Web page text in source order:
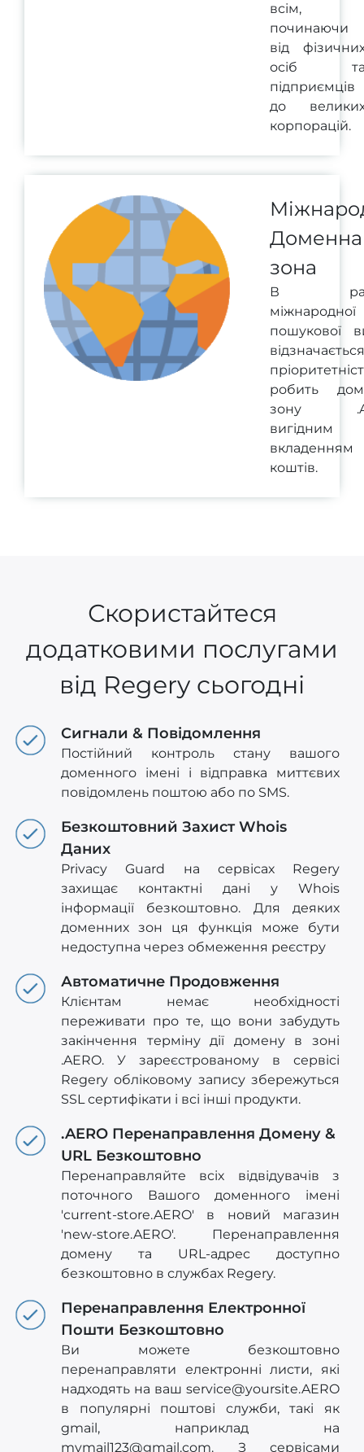
всім,
починаючи
від
осіб
підприємців
до
корпорацій.
Доменна
зона
В
міжнародної
пошукової
відзначається
робить
зону
вигідним
вкладенням
коштів.
Скористайтеся
додатковими послугами
від Regery сьогодні
Сигнали & Повідомлення
Постійний контроль стану вашого
доменного імені і відправка миттєвих
повідомлень поштою або по SMS.
Безкоштовний Захист Whois
Даних
Privacy Guard на сервісах Regery
захищає контактні дані у Whois
інформації безкоштовно. Для деяких
доменних зон ця функція може бути
недоступна через обмеження реєстру
Автоматичне Продовження
Клієнтам немає необхідності
переживати про те, що вони забудуть
закінчення терміну дії домену в зоні
.AERO. У зареєстрованому в сервісі
Regery обліковому запису збережуться
SSL сертифікати і всі інші продукти.
.AERO Перенаправлення Домену &
URL Безкоштовно
Перенаправляйте всіх відвідувачів з
поточного Вашого доменного імені
'current-store.AERO' в новий магазин
'new-store.AERO'. Перенаправлення
домену та URL-адрес доступно
безкоштовно в службах Regery.
Перенаправлення Електронної
Пошти Безкоштовно
Ви можете безкоштовно
перенаправляти електронні листи, які
надходять на ваш service@yoursite.AERO
в популярні поштові служби, такі як
gmail, наприклад на
mymail123@gmail.com. З сервісами